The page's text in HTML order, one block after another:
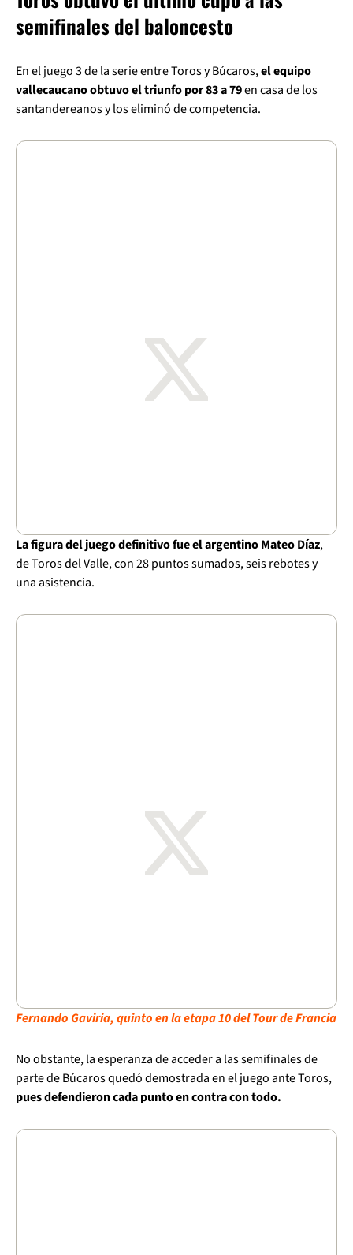
semifinales del baloncesto
En el juego 3 de la serie entre Toros y Búcaros,el equipo
vallecaucano obtuvo el triunfo por 83 a 79en casa de los
santandereanos y los eliminó de competencia.
La figura del juego definitivo fue el argentino Mateo Díaz,
de Toros del Valle, con 28 puntos sumados, seis rebotes y
una asistencia.
Fernando Gaviria, quinto en la etapa 10 del Tour de Francia
No obstante, la esperanza de acceder a las semifinales de
parte de Búcaros quedó demostrada en el juego ante Toros,
pues defendieron cada punto en contra con todo.